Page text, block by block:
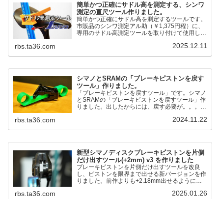
簡単かつ正確にサドル高を測定する、シンワ
測定の直尺ツール作りました。
簡単かつ正確にサドル高を測定するツールです。
市販品のシンワ測定アル助（￥1,375円程）に、
専用のサドル高測定ツールを取り付けて使用しま
るようになりました。シンワ測定(Shinwa
Sokutei)￥1,375Amazon.c...
rbs.ta36.com 2025.12.11
シマノとSRAMの「ブレーキピストンを戻す
ツール」作りました。
「ブレーキピストンを戻すツール」です。シマノ
とSRAMの「ブレーキピストンを戻すツール」作
りました。出したからには、戻す必要が。。。で
だと。。。▶「ブレーキピストンを戻すツール」
るのかというと、出ているピス...
rbs.ta36.com 2024.11.22
新型シマノディスクブレーキピストンを片側
だけ出すツール(+2mm) v3 を作りました
ブレーキピストンを片側だけ出すツールを改良
し、ピストンを限界まで出せる新バージョンを作
りました。前作よりも+2.18mm出せるようにな
って、オイル漏れするまで試しました。最も安全
rbs.ta36.com 2025.01.26